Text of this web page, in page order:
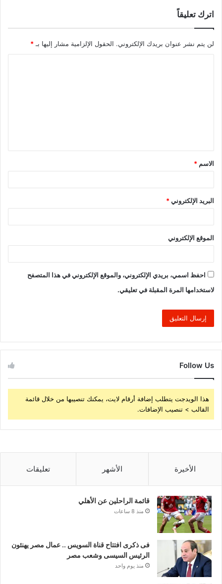
اترك تعليقاً
لن يتم نشر عنوان بريدك الإلكتروني. الحقول الإلزامية مشار إليها بـ*
ق
*
الاسم *
البريد الإلكتروني*
الموقع الإلكتروني
احفظ اسمي، بريدي الإلكتروني، والموقع الإلكتروني في هذا المتصفح
لاستخدامها المرة المقبلة في تعليقي.
Follow Us
هذا الويدجت يتطلب إضافة أرقام لايت، يمكنك تنصيبها من خلال قائمة
القالب > تنصيب الإضافات.
الأخيرة الأشهر تعليقات
قائمة الراحلين عن الأهلي
منذ 8 ساعات
فى ذكرى افتتاح قناة السويس .. عمال مصر يهنئون
الرئيس السيسى وشعب مصر
منذ يوم واحد